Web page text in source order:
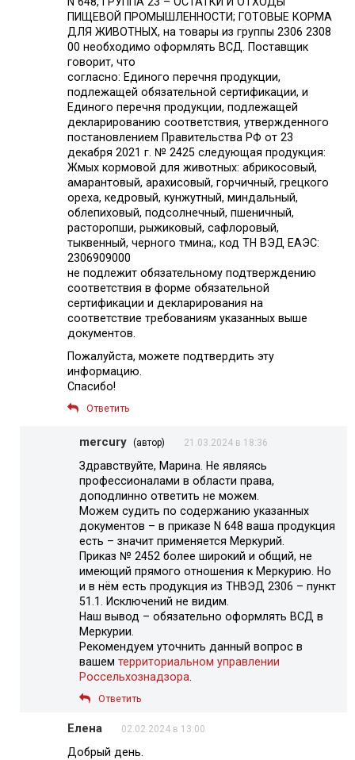
ПИЩЕВОЙ ПРОМЫШЛЕННОСТИ; ГОТОВЫЕ КОРМА
ДЛЯ ЖИВОТНЫХ, на товары из группы 2306 2308
00 необходимо оформлять ВСД. Поставщик
говорит, что
согласно: Единого перечня продукции,
подлежащей обязательной сертификации, и
Единого перечня продукции, подлежащей
декларированию соответствия, утвержденного
постановлением Правительства РФ от 23
декабря 2021 г. № 2425 следующая продукция:
Жмых кормовой для животных: абрикосовый,
амарантовый, арахисовый, горчичный, грецкого
ореха, кедровый, кунжутный, миндальный,
облепиховый, подсолнечный, пшеничный,
расторопши, рыжиковый, сафлоровый,
тыквенный, черного тмина;, код ТН ВЭД ЕАЭС:
2306909000
не подлежит обязательному подтверждению
соответствия в форме обязательной
сертификации и декларирования на
соответствие требованиям указанных выше
документов.
Пожалуйста, можете подтвердить эту
информацию.
Спасибо!
Ответить
mercury (автор) 21.03.2024 в 18:36
Здравствуйте, Марина. Не являясь
профессионалами в области права,
доподлинно ответить не можем.
Можем судить по содержанию указанных
документов – в приказе N 648 ваша продукция
есть – значит применяется Меркурий.
Приказ № 2452 более широкий и общий, не
имеющий прямого отношения к Меркурию. Но
и в нём есть продукция из ТНВЭД 2306 – пункт
51.1. Исключений не видим.
Наш вывод – обязательно оформлять ВСД в
Меркурии.
Рекомендуем уточнить данный вопрос в
вашем территориальном управлении
Россельхознадзора
Ответить
Елена 02.02.2024 в 13:00
Добрый день.